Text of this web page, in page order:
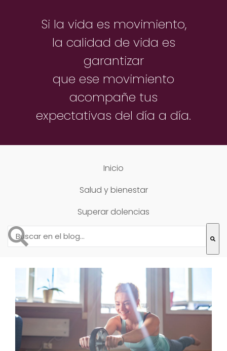
Si la vida es movimiento,
la calidad de vida es
garantizar
que ese movimiento
acompañe tus
expectativas del día a día.
Inicio
Salud y bienestar
Superar dolencias
Esto es un campo de búsqueda con una función de